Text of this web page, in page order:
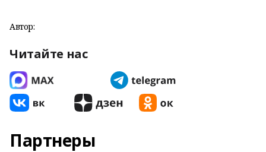
Автор:
Читайте нас
Партнеры